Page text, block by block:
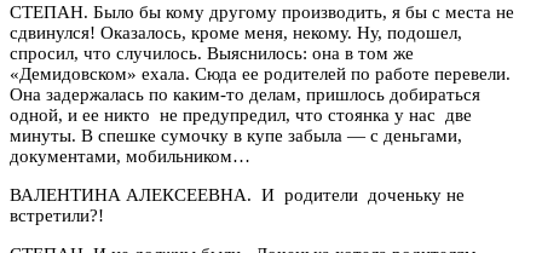
СТЕПАН. Было бы кому другому производить, я бы с места не
сдвинулся! Оказалось, кроме меня, некому. Ну, подошел,
спросил, что случилось. Выяснилось: она в том же
«Демидовском» ехала. Сюда ее родителей по работе перевели.
Она задержалась по каким-то делам, пришлось добираться
одной, и ее никто не предупредил, что стоянка у нас две
минуты. В спешке сумочку в купе забыла — с деньгами,
документами, мобильником…
ВАЛЕНТИНА АЛЕКСЕЕВНА. И родители доченьку не
встретили?!